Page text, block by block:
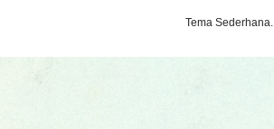
Tema